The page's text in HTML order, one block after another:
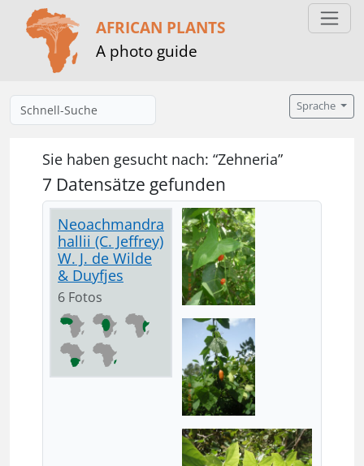
AFRICAN PLANTS
A photo guide
Sprache
Sie haben gesucht nach: “Zehneria”
7 Datensätze gefunden
Neoachmandra
hallii (C. Jeffrey)
W. J. de Wilde
& Duyfjes
6 Fotos